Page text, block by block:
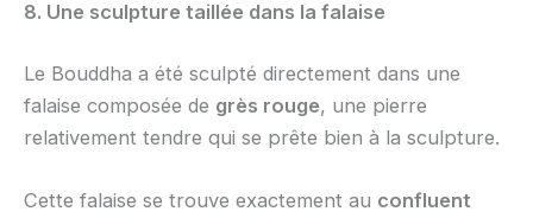
8. Une sculpture taillée dans la falaise
Le Bouddha a été sculpté directement dans une
falaise composée de grès rouge, une pierre
relativement tendre qui se prête bien à la sculpture.
Cette falaise se trouve exactement au confluent